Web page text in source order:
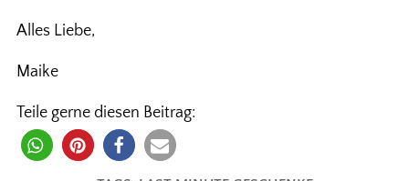
Alles Liebe,
Maike
Teile gerne diesen Beitrag: